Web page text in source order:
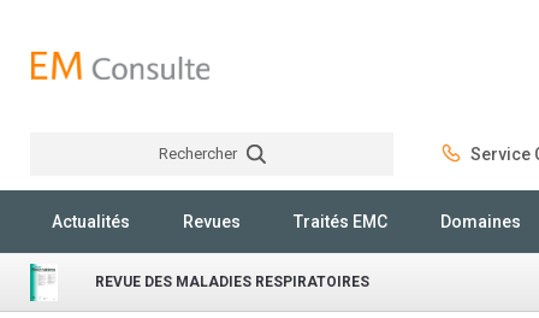
Rechercher Service
Actualités Revues Traités EMC Domaines
REVUE DES MALADIES RESPIRATOIRES